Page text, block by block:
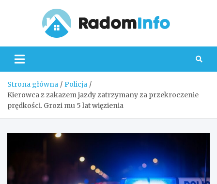
Strona główna
Policja
Kierowca z zakazem jazdy zatrzymany za przekroczenie
prędkości. Grozi mu 5 lat więzienia